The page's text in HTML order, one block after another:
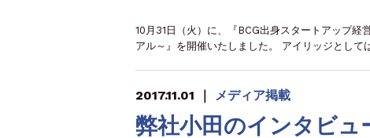
10月31日（火）に、『BCG出身スタートアップ
アル～』を開催いたしました。 アイリッジとし
2017.11.01 ｜ メディア掲載
弊社小田のインタビュ